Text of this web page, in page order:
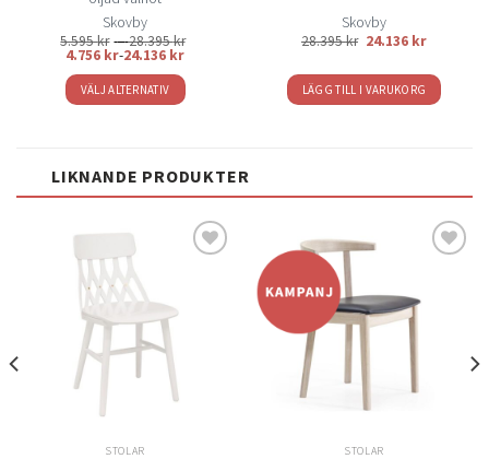
Skovby
5.595kr –28.395kr
4.756 kr-24.136 kr
VÄLJ ALTERNATIV
har
varianter.
De
olika
alternativen
kan
väljas
produktsidan
Skovby
28.395kr 24.136 kr
LÄGG TILL I VARUKORG
LIKNANDE PRODUKTER
önskelistan
STOLAR
önskelistan
STOLAR